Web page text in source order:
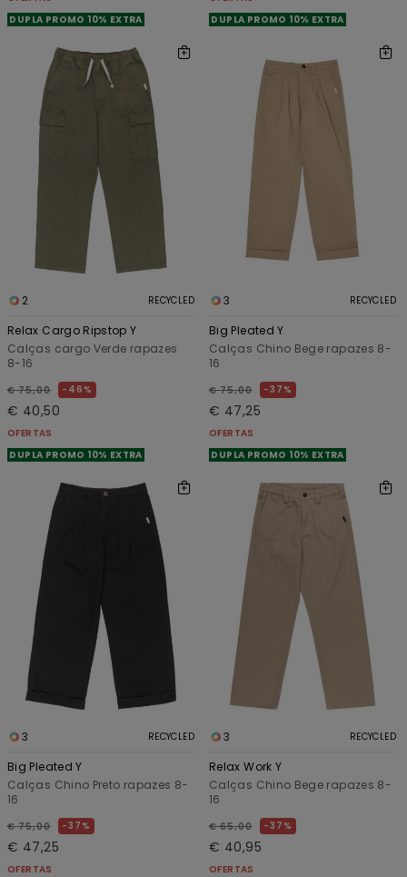
DUPLA PROMO 10% EXTRA
DUPLA PROMO 10% EXTRA
2 RECYCLED
Relax Cargo Ripstop Y
Calças cargo Verde rapazes
8-16
€ 75,00 46%
€ 40,50
OFERTAS
DUPLA PROMO 10% EXTRA
3 RECYCLED
Big Pleated Y
Calças Chino Bege rapazes 8-
16
€ 75,00 37%
€ 47,25
OFERTAS
DUPLA PROMO 10% EXTRA
3 RECYCLED
Big Pleated Y
Calças Chino Preto rapazes 8-
16
€ 75,00 37%
€ 47,25
OFERTAS
3 RECYCLED
Relax Work Y
Calças Chino Bege rapazes 8-
16
€ 65,00 37%
€ 40,95
OFERTAS